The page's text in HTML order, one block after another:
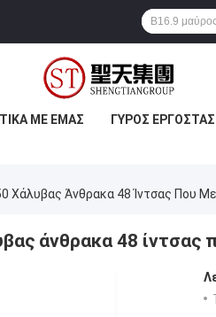
ΜΕ ΕΜΆΣ ΓΎΡΟΣ
Χάλυβας Άνθρακα 48 Ίντσας Που
άνθρακα 48